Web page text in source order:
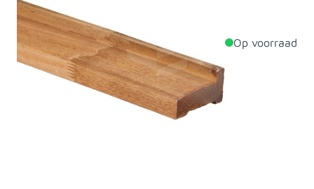
Hardhouten funderingsbalk 4x90x3000 tbv blokhut.
Op voorraad
Productdetails
45mm